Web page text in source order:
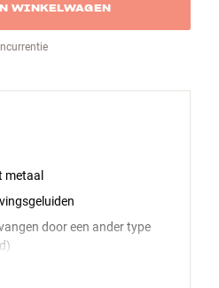
WINKELWAGEN
metaal
door een ander type